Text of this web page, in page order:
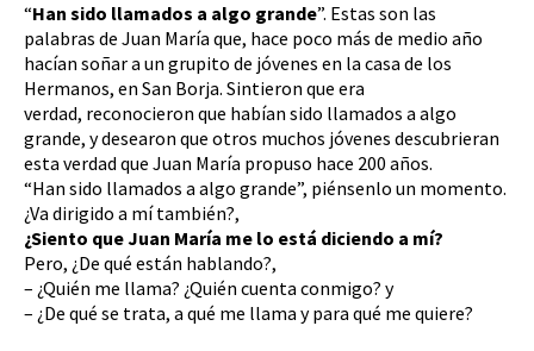
“Han sido llamados a algo grande”. Estas son las
palabras de Juan María que, hace poco más de medio año
hacían soñar a un grupito de jóvenes en la casa de los
Hermanos, en San Borja. Sintieron que era
verdad, reconocieron que habían sido llamados a algo
grande, y desearon que otros muchos jóvenes descubrieran
esta verdad que Juan María propuso hace 200 años.
“Han sido llamados a algo grande”, piénsenlo un momento.
¿Va dirigido a mí también?,
¿Siento que Juan María me lo está diciendo a mí?
Pero, ¿De qué están hablando?,
– ¿Quién me llama? ¿Quién cuenta conmigo? y
– ¿De qué se trata, a qué me llama y para qué me quiere?